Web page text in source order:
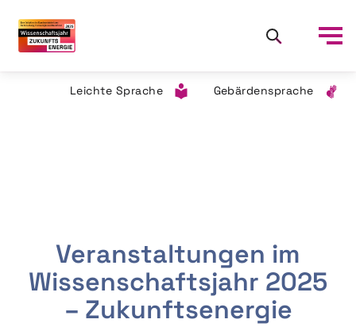
Leichte Sprache Gebärdensprache
Veranstaltungen im
Wissenschaftsjahr 2025
– Zukunftsenergie